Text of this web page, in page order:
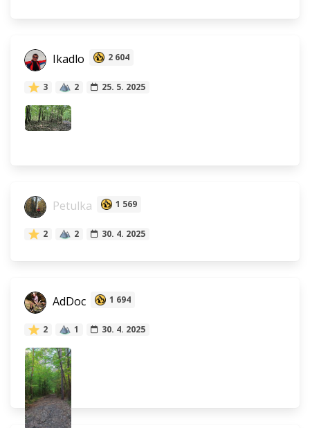
Ikadlo 2 604
3 2 25. 5. 2025
Petulka 1 569
2 2 30. 4. 2025
AdDoc 1 694
2 1 30. 4. 2025